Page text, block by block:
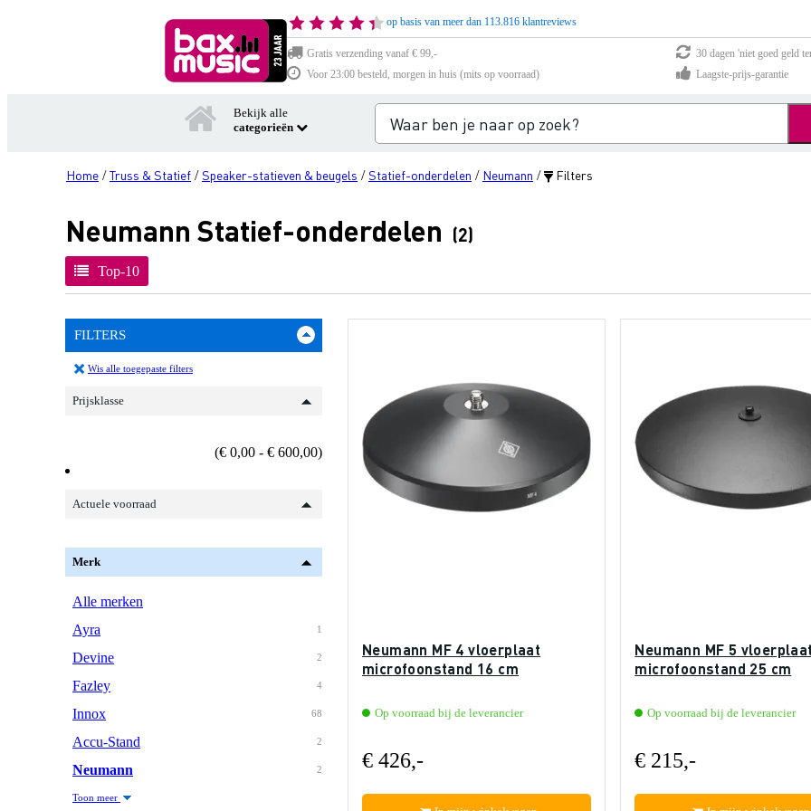
op basis van meer dan 113.816 klantreviews
Gratis verzending vanaf € 99,-
30 dagen 'niet goed geld
Voor 23:00 besteld, morgen in huis (mits op voorraad)
Laagste-prijs-garantie
Bekijk alle
categorieën
Home /Truss & Statief /Speaker-statieven & beugels /Statief-onderdelen / Neumann / Filters
Neumann Statief-onderdelen (2)
Top-10
FILTERS
Wis alle toegepaste filters
Prijsklasse
(€ 0,00 - € 600,00)
Actuele voorraad
Merk
Alle merken
1
Ayra
2
Devine
4
Fazley
68
Innox
2
Accu-Stand
2
Neumann
Toon meer
Neumann MF 4 vloerplaat
microfoonstand 16 cm
Op voorraad bij de leverancier
€ 426,-
Neumann MF 5
microfoonstand 25 cm
Op voorraad bij de leverancier
€ 215,-